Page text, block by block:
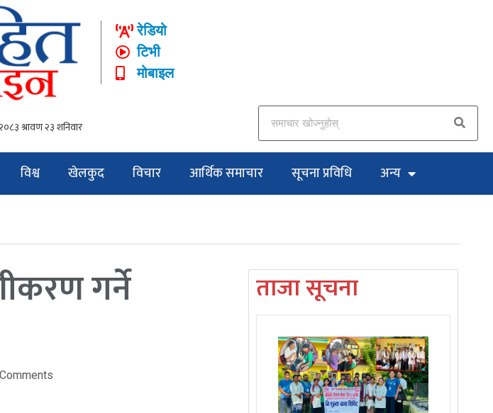
रेडियो
टिभी
मोबाइल
विश्व खेलकुद विचार आर्थिक समाचार सूचना प्रविधि अन्य
गर्ने ताजा सूचना